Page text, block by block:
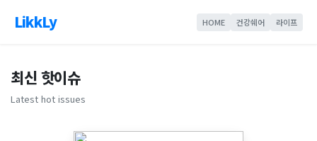
LikkLy HOME 건강쉐어 라이프
최신 핫이슈
Latest hot issues